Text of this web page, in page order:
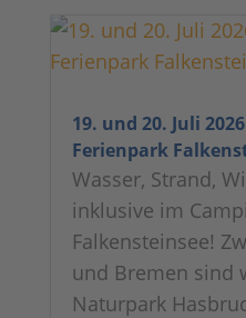
19. und 20. Juli
Ferienpark
Wasser, Strand,
inklusive im
Falkensteinsee!
und Bremen sind
Naturpark